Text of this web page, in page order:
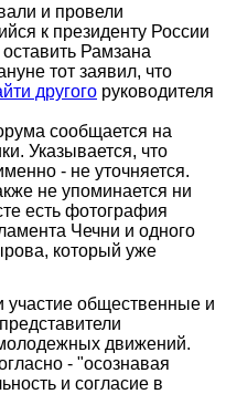
и провели
к президенту России
Рамзана
тот заявил, что
другого руководителя
сообщается на
Указывается, что
- не уточняется.
не упоминается ни
есть фотография
Чечни и одного
который уже
участие общественные и
движений.
- "осознавая
и согласие в